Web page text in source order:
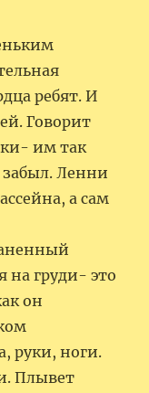
ребят. И
Говорит
им так
Ленни
а сам
на груди- это
он
руки, ноги.
Плывет